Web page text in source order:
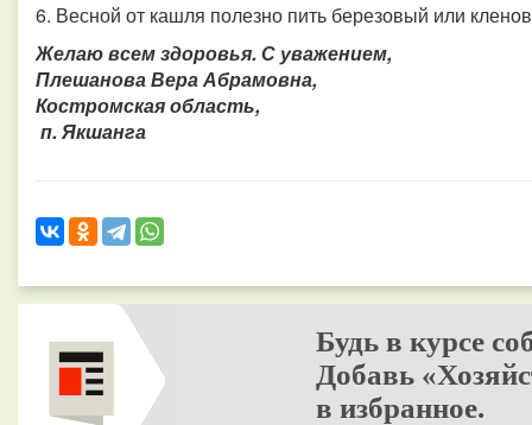
6. Весной от кашля полезно пить березовый или
Желаю всем здоровья. С уважением,
Плешанова Вера Абрамовна,
Костромская область,
п. Якшанга
Будь в курсе
Добавь
в избранное.